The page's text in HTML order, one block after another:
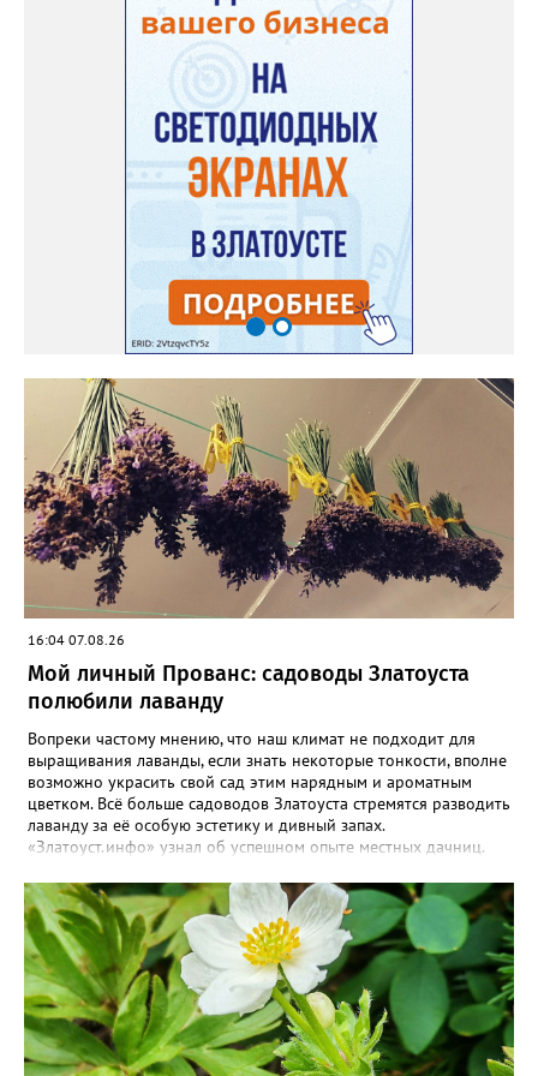
бахчеводы из южных регионов в соцсетях посоветовали нашей
землячке: арбуз будет созревшим не раньше, чем с его кожуры
пропадет матовость (станет глянцевым). По срокам опыления
норма зрелости для «Коккоро» - не менее 42 дней от завязи
размером с грецкий орех. Екатерина выяснила у знающих
людей и причину своих неудач – её сеянцы не опылялись, и это
нужно было делать самостоятельно. «Мужской» цветочек для
этого прикладывают к «женскому» - тычинку к пестику. Фото:
Екатерина Громова, специально для «Златоуст.инфо».
Обсуждение новости здесь
ВКОНТАКТЕ https://vk.com/newszlatoust74
16:04 07.08.26
Мой личный Прованс: садоводы Златоуста
полюбили лаванду
Вопреки частому мнению, что наш климат не подходит для
выращивания лаванды, если знать некоторые тонкости, вполне
возможно украсить свой сад этим нарядным и ароматным
цветком. Всё больше садоводов Златоуста стремятся разводить
лаванду за её особую эстетику и дивный запах.
«Златоуст.инфо» узнал об успешном опыте местных дачниц.
семян (на фото), - отметила «Златоуст.инфо» хозяйка частного
дома Екатерина Бойко. – Посадила вдоль забора, потому что
низины этот цветок не любит. Вот уже второй год растет и
радует меня. Соседи просят саженцы: аромат и до них
доносится. В конце лета собираю лаванду в пучки, сушу –
получаются букеты и саше одновременно. Лаванда широко
используется и в кулинарии». Семена, отметила собеседница
нашего портала, у неё были сорта «Вознесенская узколистная».
Только она хорошо зимует без укрытия. Всхожесть оказалась